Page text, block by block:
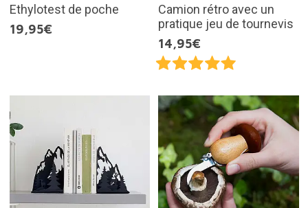
Ethylotest de poche
19,95€
Camion rétro avec un
pratique jeu de tournevis
14,95€